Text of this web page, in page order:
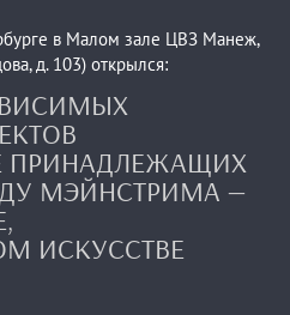
в Малом зале ЦВЗ Манеж,
д. 103) открылся:
ПРИНАДЛЕЖАЩИХ
МЭЙНСТРИМА —
ИСКУССТВЕ